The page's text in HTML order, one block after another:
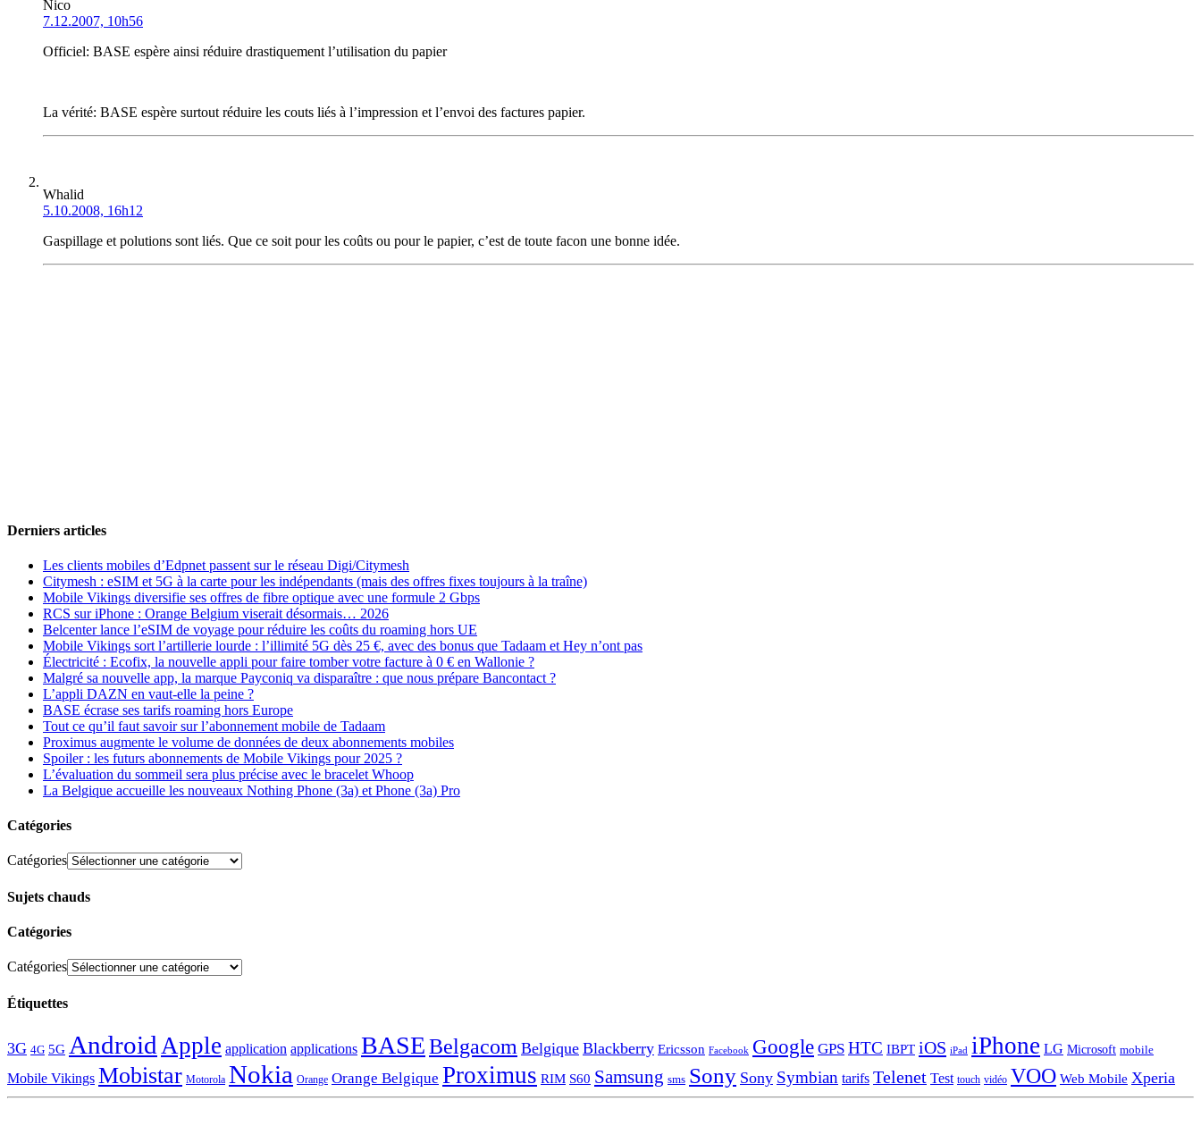
Nico
7.12.2007, 10h56
Officiel: BASE espère ainsi réduire drastiquement l’utilisation du papier
La vérité: BASE espère surtout réduire les couts liés à l’impression et l’envoi des factures papier.
Whalid
5.10.2008, 16h12
Gaspillage et polutions sont liés. Que ce soit pour les coûts ou pour le papier, c’est de toute facon une bonne idée.
Derniers articles
Les clients mobiles d’Edpnet passent sur le réseau Digi/Citymesh
Citymesh : eSIM et 5G à la carte pour les indépendants (mais des offres fixes toujours à la traîne)
Mobile Vikings diversifie ses offres de fibre optique avec une formule 2 Gbps
RCS sur iPhone : Orange Belgium viserait désormais… 2026
Belcenter lance l’eSIM de voyage pour réduire les coûts du roaming hors UE
Mobile Vikings sort l’artillerie lourde : l’illimité 5G dès 25 €, avec des bonus que Tadaam et Hey n’ont pas
Électricité : Ecofix, la nouvelle appli pour faire tomber votre facture à 0 € en Wallonie ?
Malgré sa nouvelle app, la marque Payconiq va disparaître : que nous prépare Bancontact ?
L’appli DAZN en vaut-elle la peine ?
BASE écrase ses tarifs roaming hors Europe
Tout ce qu’il faut savoir sur l’abonnement mobile de Tadaam
Proximus augmente le volume de données de deux abonnements mobiles
Spoiler : les futurs abonnements de Mobile Vikings pour 2025 ?
L’évaluation du sommeil sera plus précise avec le bracelet Whoop
La Belgique accueille les nouveaux Nothing Phone (3a) et Phone (3a) Pro
Catégories
Catégories
Sujets chauds
Catégories
Catégories
Étiquettes
3G 4G 5G Android Apple application applications BASEBelgacom Belgique Blackberry Ericsson Facebook Google GPS HTC IBPT iOS iPad iPhone LG Microsoft mobile
Mobile Vikings Mobistar Motorola Nokia Orange Orange Belgique Proximus RIM S60 Samsung sms Sony Sony Symbian tarifs Telenet Test touch vidéo VOO Web Mobile Xperia